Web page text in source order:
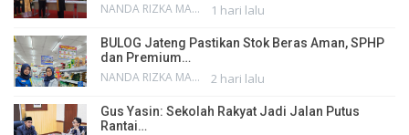
NANDA RIZKA MAHENDRA 1 hari lalu
BULOG Jateng Pastikan Stok Beras Aman, SPHP
dan Premium…
NANDA RIZKA MAHENDRA 2 hari lalu
Gus Yasin: Sekolah Rakyat Jadi Jalan Putus
Rantai…